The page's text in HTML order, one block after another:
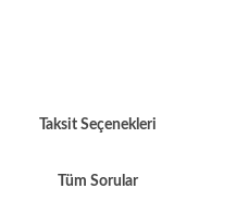
Taksit Seçenekleri
Tüm Sorular